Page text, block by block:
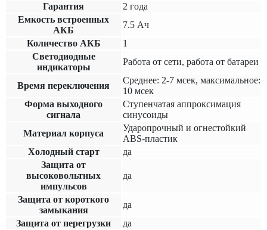
Гарантия
2 года
Емкость встроенных
АКБ
7.5 Ач
Количество АКБ
1
Светодиодные
индикаторы
Работа от сети, работа от батареи
Время переключения
Среднее: 2-7 мсек, максимальное:
10 мсек
Форма выходного
сигнала
Ступенчатая аппроксимация
синусоиды
Материал корпуса
Ударопрочный и огнестойкий
ABS-пластик
Холодный старт
да
Защита от
высоковольтных
импульсов
да
Защита от короткого
замыкания
да
Защита от перегрузки
да